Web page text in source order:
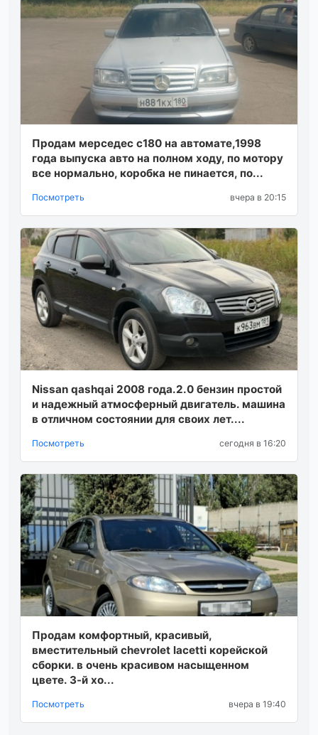
Продам мерседес с180 на автомате,1998
года выпуска авто на полном ходу, по мотору
все нормально, коробка не пинается, по...
Посмотреть вчера в 20:15
Nissan qashqai 2008 года.2.0 бензин простой
и надежный атмосферный двигатель. машина
в отличном состоянии для своих лет....
Посмотреть сегодня в 16:20
Продам комфортный, красивый,
вместительный chevrolet lacetti корейской
сборки. в очень красивом насыщенном
цвете. 3-й хо...
Посмотреть вчера в 19:40